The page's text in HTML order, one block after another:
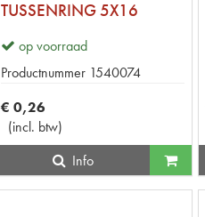
TUSSENRING 5X16
op voorraad
Productnummer 1540074
€ 0,26
(incl. btw)
Info